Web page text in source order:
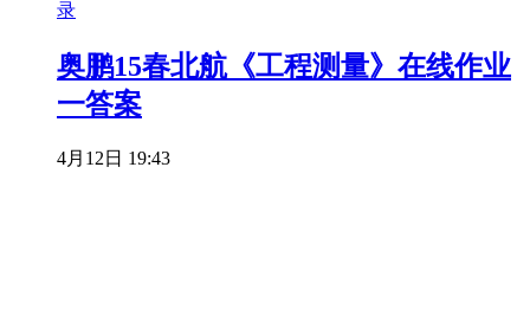
奥鹏15春北航《工程测量》在线作业
一答案
4月12日 19:43